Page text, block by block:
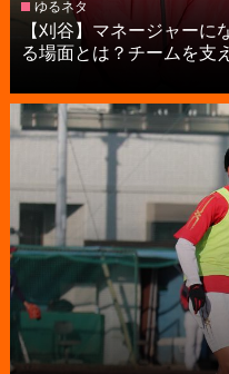
ゆるネタ
【刈谷】マネージャー
る場面とは？チームを支